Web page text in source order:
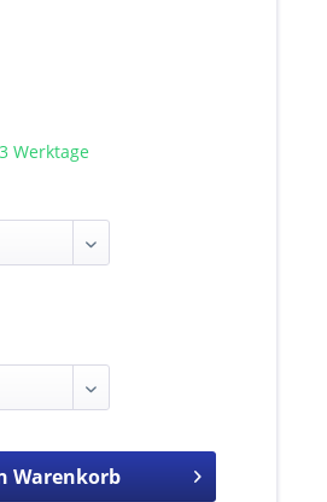
Werktage
Warenkorb